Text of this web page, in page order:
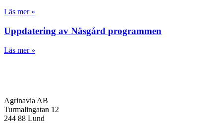
Läs mer »
Uppdatering av Näsgård programmen
Läs mer »
Agrinavia AB
Turmalingatan 12
244 88 Lund